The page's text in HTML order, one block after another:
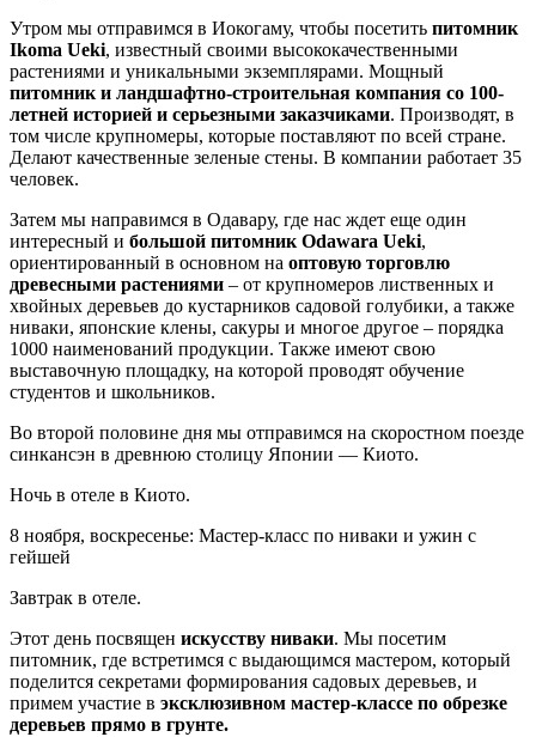
Утром мы отправимся в Иокогаму, чтобы посетить питомник
Ikoma Ueki, известный своими высококачественными
растениями и уникальными экземплярами. Мощный
питомник и ландшафтно-строительная компания со 100-
летней историей и серьезными заказчиками. Производят, в
том числе крупномеры, которые поставляют по всей стране.
Делают качественные зеленые стены. В компании работает 35
человек.
Затем мы направимся в Одавару, где нас ждет еще один
интересный и большой питомник Odawara Ueki,
ориентированный в основном на оптовую торговлю
древесными растениями – от крупномеров лиственных и
хвойных деревьев до кустарников садовой голубики, а также
ниваки, японские клены, сакуры и многое другое – порядка
1000 наименований продукции. Также имеют свою
выставочную площадку, на которой проводят обучение
студентов и школьников.
Во второй половине дня мы отправимся на скоростном поезде
синкансэн в древнюю столицу Японии — Киото.
Ночь в отеле в Киото.
8 ноября, воскресенье: Мастер-класс по ниваки и ужин с
гейшей
Завтрак в отеле.
Этот день посвящен искусству ниваки. Мы посетим
питомник, где встретимся с выдающимся мастером, который
поделится секретами формирования садовых деревьев, и
примем участие в эксклюзивном мастер-классе по обрезке
деревьев прямо в грунте.